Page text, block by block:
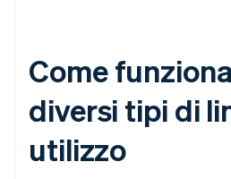
Come
diversi tipi di
utilizzo